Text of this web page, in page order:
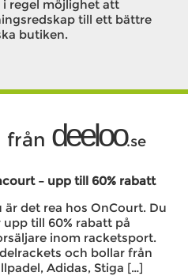
regel möjlighet att
till ett bättre
butiken.
från deeloo.se
– upp till 60% rabatt
är det rea hos OnCourt. Du
upp till 60% rabatt på
inom racketsport.
och bollar från
Adidas, Stiga […]